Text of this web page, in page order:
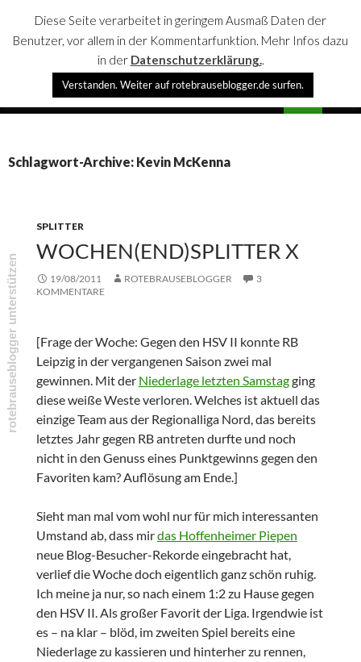
rotebrauseblogger
SPRINGE
Schlagwort-Archive: Kevin McKenna
SPLITTER
WOCHEN(END)SPLITTER X
19/08/2011 ROTEBRAUSEBLOGGER
3
KOMMENTARE
[Frage der Woche: Gegen den HSV II konnte RB
Leipzig in der vergangenen Saison zwei mal
gewinnen. Mit der Niederlage letzten Samstagging
diese weiße Weste verloren. Welches ist aktuell das
einzige Team aus der Regionalliga Nord, das bereits
letztes Jahr gegen RB antreten durfte und noch
nicht in den Genuss eines Punktgewinns gegen den
Favoriten kam? Auflösung am Ende.]
Sieht man mal vom wohl nur für mich interessanten
Umstand ab, dass mirdas Hoffenheimer Piepen
neue Blog-Besucher-Rekorde eingebracht hat,
verlief die Woche doch eigentlich ganz schön ruhig.
Ich meine ja nur, so nach einem 1:2 zu Hause gegen
den HSV II. Als großer Favorit der Liga. Irgendwie ist
es – na klar – blöd, im zweiten Spiel bereits eine
Niederlage zu kassieren und hinterher zu rennen,
Diese Seite verarbeitet in geringem Ausmaß Daten der
Benutzer, vor allem in der Kommentarfunktion. Mehr Infos dazu
in der Datenschutzerklärung..
Verstanden. Weiter auf rotebrauseblogger.de surfen.
rotebrauseblogger unterstützen